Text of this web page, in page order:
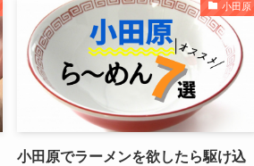
小田原
小田原でラーメンを欲したら駆け込